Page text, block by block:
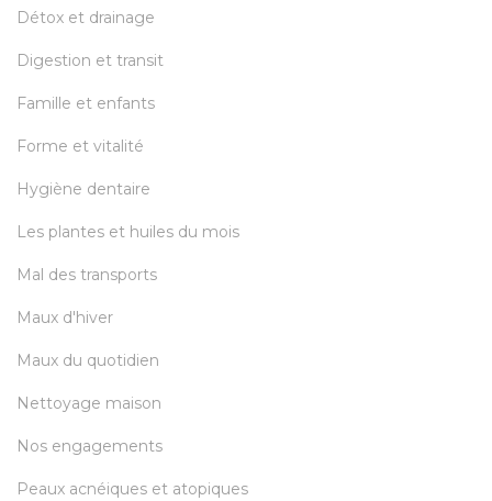
Détox et drainage
Digestion et transit
Famille et enfants
Forme et vitalité
Hygiène dentaire
Les plantes et huiles du mois
Mal des transports
Maux d'hiver
Maux du quotidien
Nettoyage maison
Nos engagements
Peaux acnéiques et atopiques